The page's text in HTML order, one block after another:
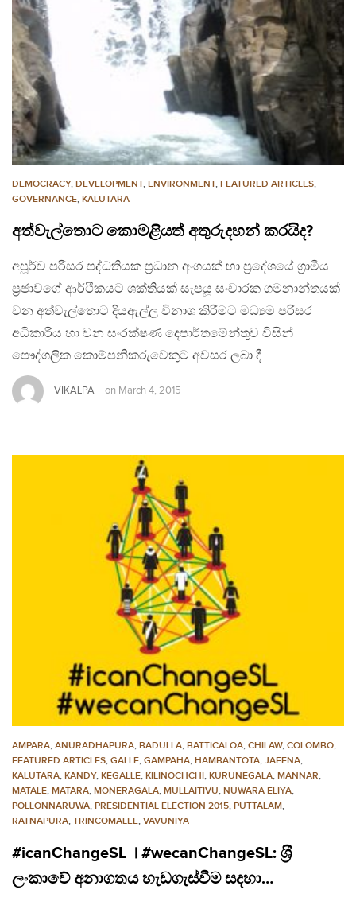
DEMOCRACY, DEVELOPMENT, ENVIRONMENT, FEATURED ARTICLES,
GOVERNANCE, KALUTARA
අත්වැල්තොට කොමළියත් අතුරුදහන් කරයිද?
අපූර්ව පරිසර පද්ධතියක ප්‍රධාන අංගයක් හා ප්‍රදේශයේ ග්‍රාමීය
ප්‍රජාවගේ ආර්ථිකයට ශක්තියක් සැපයූ සංචාරක ගමනාන්තයක්
වන අත්වැල්තොට දියඇල්ල විනාශ කිරීමට මධ්‍යම පරිසර
අධිකාරිය හා වන සංරක්ෂණ දෙපාර්තමේන්තුව විසින්
පෞද්ගලික කොම්පනිකරුවෙකුට අවසර ලබා දී…
VIKALPA on March 4, 2015
AMPARA, ANURADHAPURA, BADULLA, BATTICALOA, CHILAW, COLOMBO,
FEATURED ARTICLES, GALLE, GAMPAHA, HAMBANTOTA, JAFFNA,
KALUTARA, KANDY, KEGALLE, KILINOCHCHI, KURUNEGALA, MANNAR,
MATALE, MATARA, MONERAGALA, MULLAITIVU, NUWARA ELIYA,
POLLONNARUWA, PRESIDENTIAL ELECTION 2015, PUTTALAM,
RATNAPURA, TRINCOMALEE, VAVUNIYA
#icanChangeSL | #wecanChangeSL: ශ‍්‍රී
ලංකාවේ අනාගතය හැඩගැස්වීම සදහා…